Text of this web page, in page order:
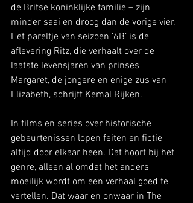
de Britse koninklijke familie – zijn
minder saai en droog dan de vorige vier.
Het pareltje van seizoen ‘6B’ is de
aflevering Ritz, die verhaalt over de
laatste levensjaren van prinses
Margaret, de jongere en enige zus van
Elizabeth, schrijft Kemal Rijken.
In films en series over historische
gebeurtenissen lopen feiten en fictie
altijd door elkaar heen. Dat hoort bij het
genre, alleen al omdat het anders
moeilijk wordt om een verhaal goed te
vertellen. Dat waar en onwaar in The